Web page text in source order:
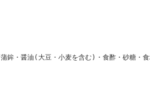
鉾・醤油(大豆・小麦を含む)・食酢・砂糖・